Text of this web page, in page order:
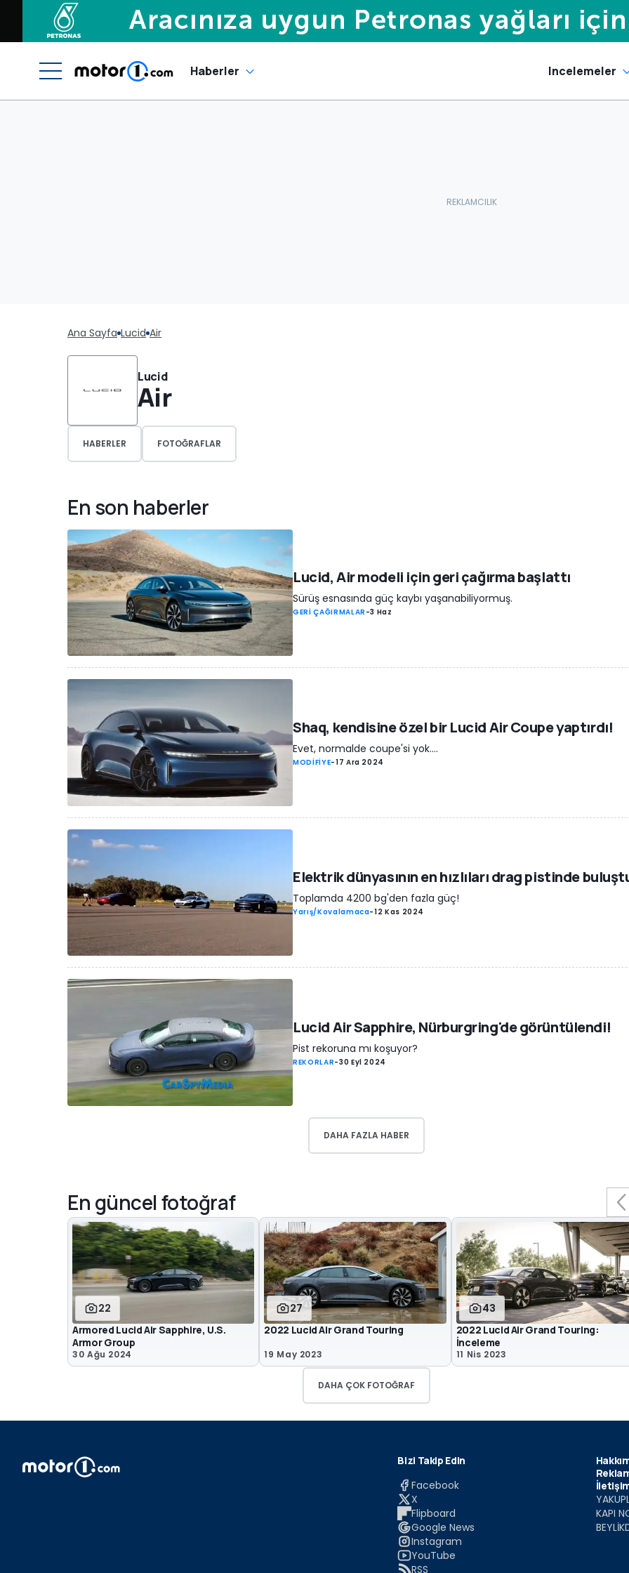
Haberler Incelemeler
Ana Sayfa Lucid Air
Lucid
Air
HABERLER FOTOĞRAFLAR
En son haberler
Lucid, Air modeli için geri çağırma başlattı
Sürüş esnasında güç kaybı yaşanabiliyormuş.
GERİ ÇAĞIRMALAR -3 Haz
Shaq, kendisine özel bir Lucid Air Coupe yaptırdı!
Evet, normalde coupe'si yok....
MODİFİYE-17 Ara 2024
Elektrik dünyasının en hızlıları drag pistinde
Toplamda 4200 bg'den fazla güç!
Yarış/Kovalamaca-12 Kas 2024
Lucid Air Sapphire, Nürburgring'de görüntülendi!
Pist rekoruna mı koşuyor?
REKORLAR-30 Eyl 2024
DAHA FAZLA HABER
En güncel fotoğraf
22
Armored Lucid Air Sapphire, U.S.
Armor Group
30 Ağu 2024
27
2022 Lucid Air Grand Touring
19 May 2023
43
2022 Lucid Air Grand Touring:
İnceleme
11 Nis 2023
DAHA ÇOK FOTOĞRAF
Bizi Takip Edin
Facebook
X
Flipboard
Google News
Instagram
YouTube
RSS
KAPI